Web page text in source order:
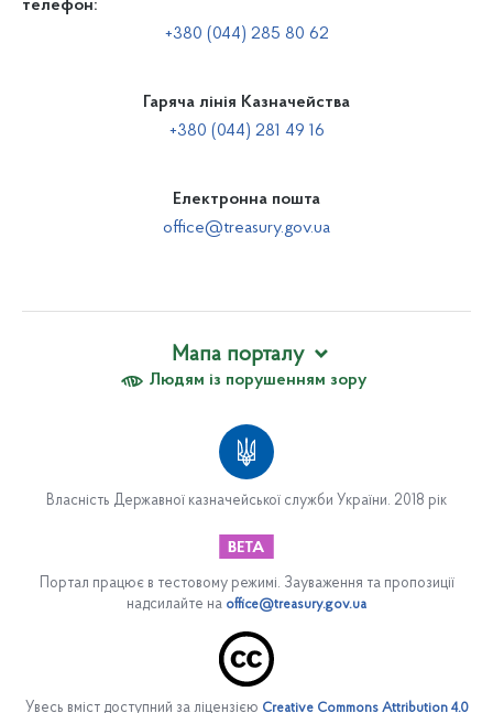
телефон:
+380 (044) 285 80 62
Гаряча лінія Казначейства
+380 (044) 281 49 16
Електронна пошта
office@treasury.gov.ua
Власність Державної казначейської служби України. 2018 рік
Людям із порушенням зору
Мапа порталу
Про Казначейство
Організаційна структура апарату Казначейства
Відділ обслуговування державного боргу
Управління платіжних систем
Департамент цифрової трансформації та інформаційно-
Портал працює в тестовому режимі. Зауваження та пропозиції
надсилайте на office@treasury.gov.ua
Увесь вміст доступний за ліцензією Creative Commons Attribution 4.0